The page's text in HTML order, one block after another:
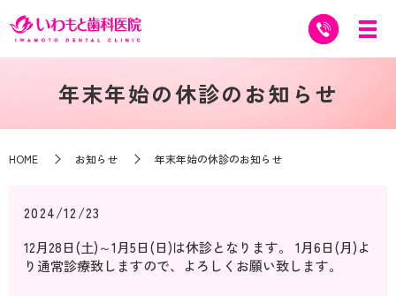
年末年始の休診のお知らせ
HOME お知らせ 年末年始の休診のお知らせ
2024/12/23
12月28日(土)～1月5日(日)は休診となります。 1月6日(月)よ
り通常診療致しますので、よろしくお願い致します。